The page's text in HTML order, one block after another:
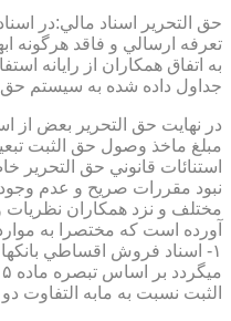
حق التحرير اسناد مالي:در
تعرفه ارسالي و فاقد هرگونه
به اتفاق همكاران از رايانه
جداول داده شده به سيستم حق
در نهايت حق التحرير بعض از
مبلغ ماخذ وصول حق الثبت
استنائات قانوني حق التحرير
نبود مقررات صريح و عدم
مختلف و نزد همكاران نظريات
آورده است كه مختصرا به
۱- اسناد فروش اقساطي
الثبت نسبت به مابه